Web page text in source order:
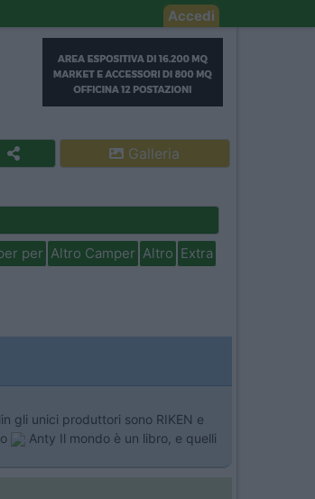
Accedi
Galleria
per Altro Camper Altro Extra
gli unici produttori sono RIKEN e
Anty Il mondo è un libro, e quelli